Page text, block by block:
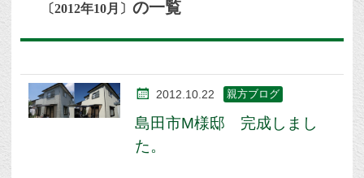
〔2012年10月〕の一覧
2012.10.22 親方ブログ
島田市M様邸 完成しまし
た。